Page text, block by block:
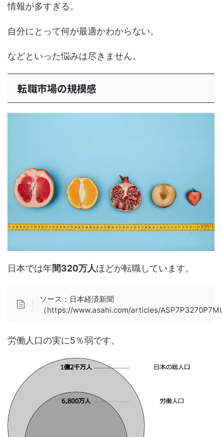
情報が多すぎる。
自分にとって何が最適かわからない。
などといった悩みは尽きません。
転職市場の規模感
日本では年間320万人ほどが転職しています。
ソース：日本経済新聞
（https://www.asahi.com/articles/
労働人口の実に5％弱です。